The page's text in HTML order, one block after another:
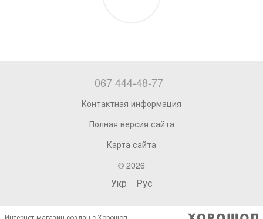
067 444-48-77
Контактная информация
Полная версия сайта
Карта сайта
© 2026
Укр Рус
Интернет-магазин создан с Хорошоп